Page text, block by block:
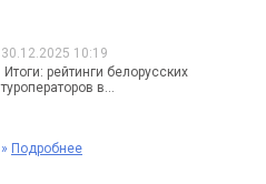
30.12.2025 10:19
Итоги: рейтинги белорусских
туроператоров в...
» Подробнее